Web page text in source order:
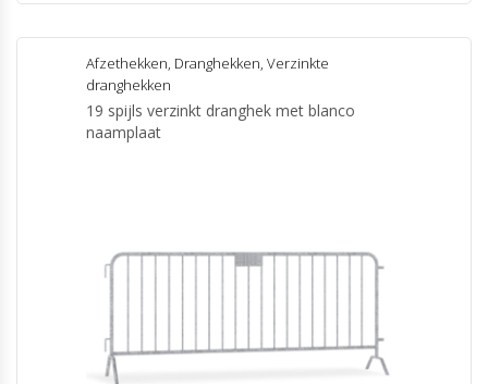
Afzethekken, Dranghekken, Verzinkte
dranghekken
19 spijls verzinkt dranghek met blanco
naamplaat